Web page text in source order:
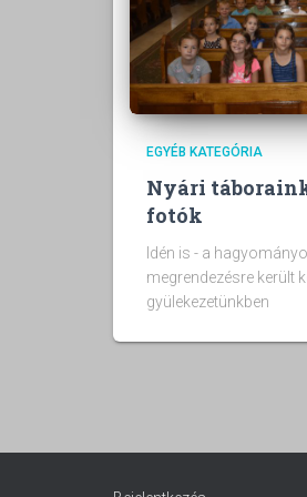
EGYÉB KATEGÓRIA
Nyári
fotók
Idén is - a
megrendezésre került
gyülekezetünkben